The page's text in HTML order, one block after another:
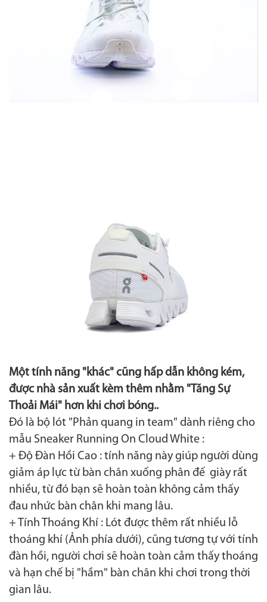
Một tính năng "khác" cũng hấp dẫn không kém,
được nhà sản xuất kèm thêm nhằm "Tăng Sự
Thoải Mái" hơn khi chơi bóng..
Đó là bộ lót "Phản quang in team" dành riêng cho
mẫu Sneaker Running On Cloud White :
+ Độ Đàn Hồi Cao : tính năng này giúp người dùng
giảm áp lực từ bàn chân xuống phân đế giày rất
nhiều, từ đó bạn sẽ hoàn toàn không cảm thấy
đau nhức bàn chân khi mang lâu.
+ Tính Thoáng Khí : Lót được thêm rất nhiều lỗ
thoáng khí (Ảnh phía dưới), cũng tương tự với tính
đàn hồi, người chơi sẽ hoàn toàn cảm thấy thoáng
và hạn chế bị "hầm" bàn chân khi chơi trong thời
gian lâu.